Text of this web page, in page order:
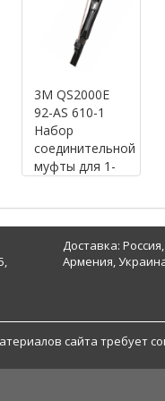
3M QS2000E
92-AS 610-1
Набор
соединительной
муфты для 1-
Доставка:
Армения,
сайта требует